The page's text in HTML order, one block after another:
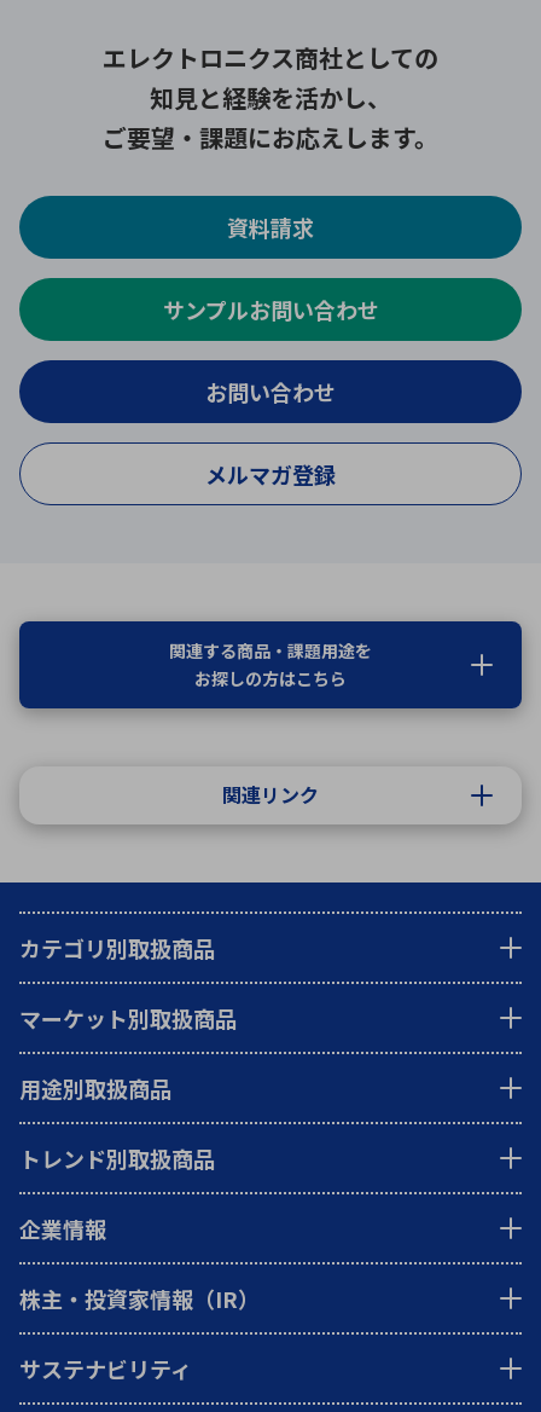
エレクトロニクス商社としての
知見と経験を活かし、
ご要望・課題にお応えします。
資料請求
サンプルお問い合わせ
お問い合わせ
メルマガ登録
関連する商品・課題用途を
お探しの方はこちら
関連リンク
カテゴリ別取扱商品
マーケット別取扱商品
用途別取扱商品
トレンド別取扱商品
企業情報
株主・投資家情報（IR）
サステナビリティ